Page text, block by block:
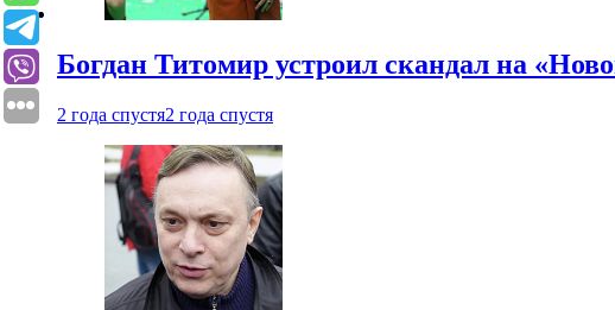
Богдан Титомир устроил скандал на
2 года спустя2 года спустя